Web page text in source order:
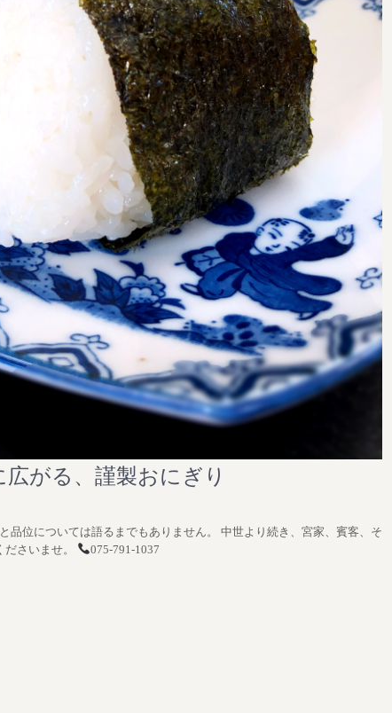
がる、謹製おにぎり
品位については語るまでもありません。 中世より続き、宮家、賓客、そ
さいませ。
075-791-1037